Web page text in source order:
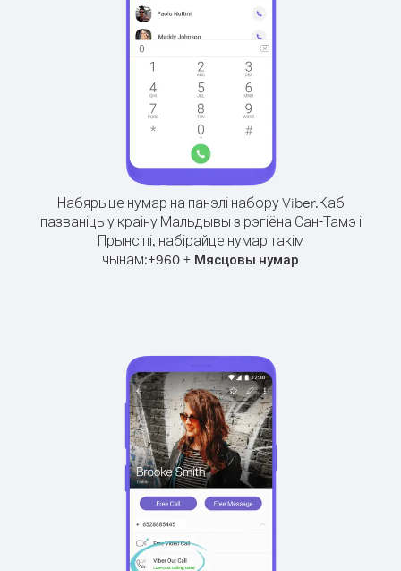
Набярыце нумар на панэлі набору Viber.Каб
пазваніць у краіну Мальдывы з рэгіёна Сан-Тамэ і
Прынсіпі, набірайце нумар такім
чынам:+960 + Мясцовы нумар